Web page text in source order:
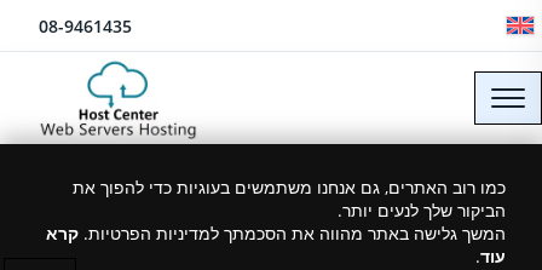
דלג לתוכן 08-9461435
כמו רוב האתרים, גם אנחנו משתמשים בעוגיות כדי להפוך את
הביקור שלך לנעים יותר.
המשך גלישה באתר מהווה את הסכמתך למדיניות הפרטיות. קרא
עוד.
מה זה אלמנטור